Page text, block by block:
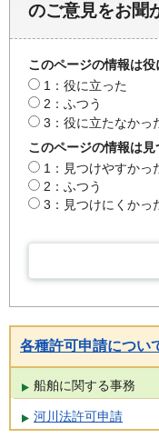
のご意見をお聞
このページの情報は役
1：役に立った
2：ふつう
3：役に立たなかっ
このページの情報は
1：見つけやすかっ
2：ふつう
3：見つけにくかっ
各種許可申請につい
船舶に関する事務
河川法許可申請